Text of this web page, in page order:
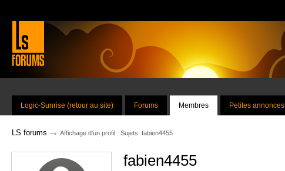
Logic-Sunrise (retour au site) Forums Membres Petites annonces
LS forums → Affichage d'un profil : Sujets: fabien4455
fabien4455